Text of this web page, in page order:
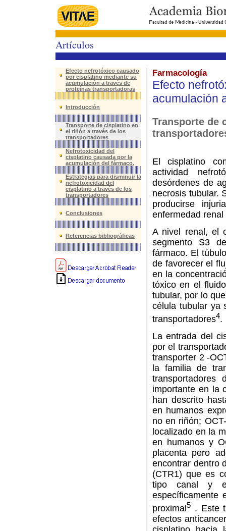
Artículos
Efecto nefrotóxico causado
por cisplatino mediante su
acumulación a través de
proteínas transportadoras
Introducción
Transporte de cisplatino en
el riñón a través de los
transportadores
Nefrotoxicidad del
cisplatino causada por la
acumulación del fármaco.
Estrategias para disminuir la
nefrotoxicidad del
cisplatino a través de los
transportadores
Conclusiones
Referencias bibliográficas
Farmacología
Efecto
acumulación
Transporte de
El cisplatino
actividad
desórdenes de
necrosis tubular.
producirse
enfermedad
A nivel renal, el
segmento S3
fármaco. El
de favorecer el
en la
tóxico en el
tubular, por lo
célula tubular ya
transportadores4.
La entrada del
por el
transporter 2 -
la familia de
importante en la
han descrito
en humanos
no en riñón;
localizado en la
en humanos y
placenta pero
encontrar dentro
(CTR1) que es
tipo canal y
específicamente
proximal 5 . Este
efectos